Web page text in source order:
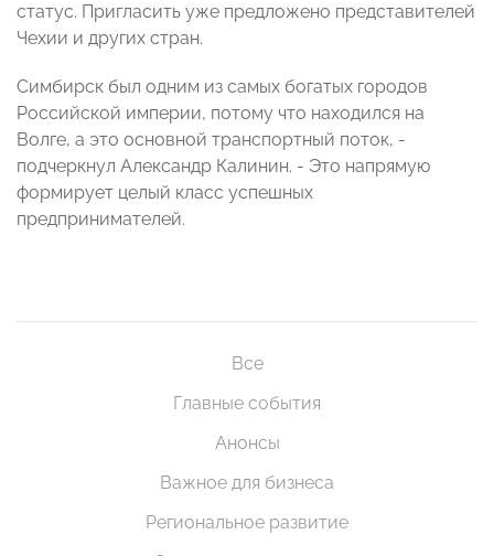
статус. Пригласить уже предложено представителей
Чехии и других стран.
Симбирск был одним из самых богатых городов
Российской империи, потому что находился на
Волге, а это основной транспортный поток, -
подчеркнул Александр Калинин. - Это напрямую
формирует целый класс успешных
предпринимателей.
Все
Главные события
Анонсы
Важное для бизнеса
Региональное развитие